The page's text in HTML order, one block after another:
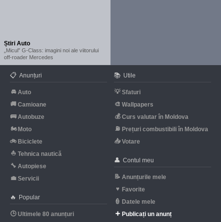
Știri Auto
„Micul” G-Class: imagini noi ale viitorului
off-roader Mercedes
📋 Anunțuri
🚘 Auto
🚚 Camioane
🚌 Autobuze
🏍 Moto
🚲 Biciclete
⛵ Tehnica nautică
🔧 Autopiese
💼 Servicii
🔥 Popular
🕒 Ultimele 80 anunțuri
📚 Utile
💡 Sfaturi
🎨 Wallpapers
💰 Curs valutar în Moldova
⛽ Prețuri combustibili în Moldova
📥 Votare
👤 Contul meu
📝 Anunțurile mele
♥ Favorite
👮 Datele mele
➕ Publicați un anunț